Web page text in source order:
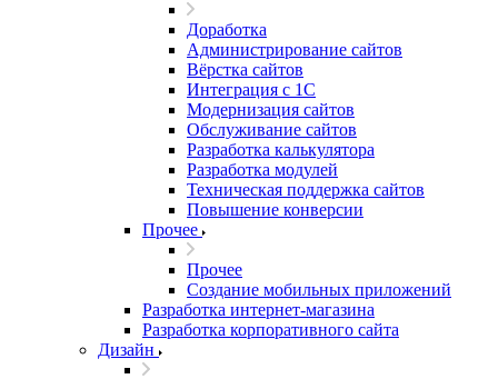
Доработка
Администрирование сайтов
Вёрстка сайтов
Интеграция с 1С
Модернизация сайтов
Обслуживание сайтов
Разработка калькулятора
Разработка модулей
Техническая поддержка сайтов
Повышение конверсии
Прочее
Прочее
Создание мобильных приложений
Разработка интернет-магазина
Разработка корпоративного сайта
Дизайн